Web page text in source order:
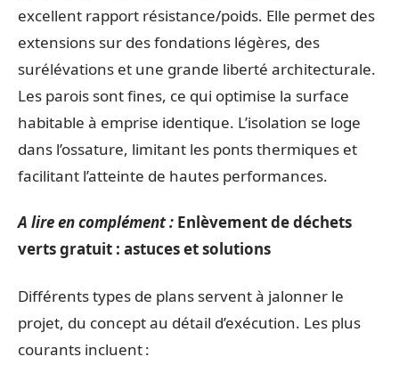
excellent rapport résistance/poids. Elle permet des
extensions sur des fondations légères, des
surélévations et une grande liberté architecturale.
Les parois sont fines, ce qui optimise la surface
habitable à emprise identique. L’isolation se loge
dans l’ossature, limitant les ponts thermiques et
facilitant l’atteinte de hautes performances.
A lire en complément : Enlèvement de déchets
verts gratuit : astuces et solutions
Différents types de plans servent à jalonner le
projet, du concept au détail d’exécution. Les plus
courants incluent :